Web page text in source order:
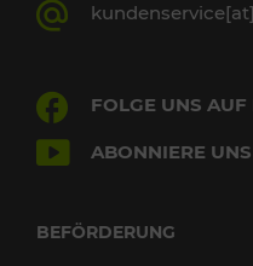
FOLGE UNS
ABONNIERE
BEFÖRDERUNG